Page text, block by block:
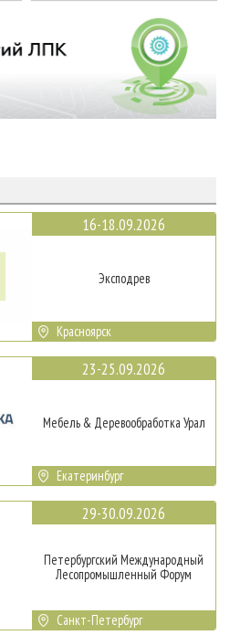
16-18.09.2026
Эксподрев
Красноярск
23-25.09.2026
Мебель & Деревообработка Урал
Екатеринбург
29-30.09.2026
Петербургский Международный
Лесопромышленный Форум
Санкт-Петербург